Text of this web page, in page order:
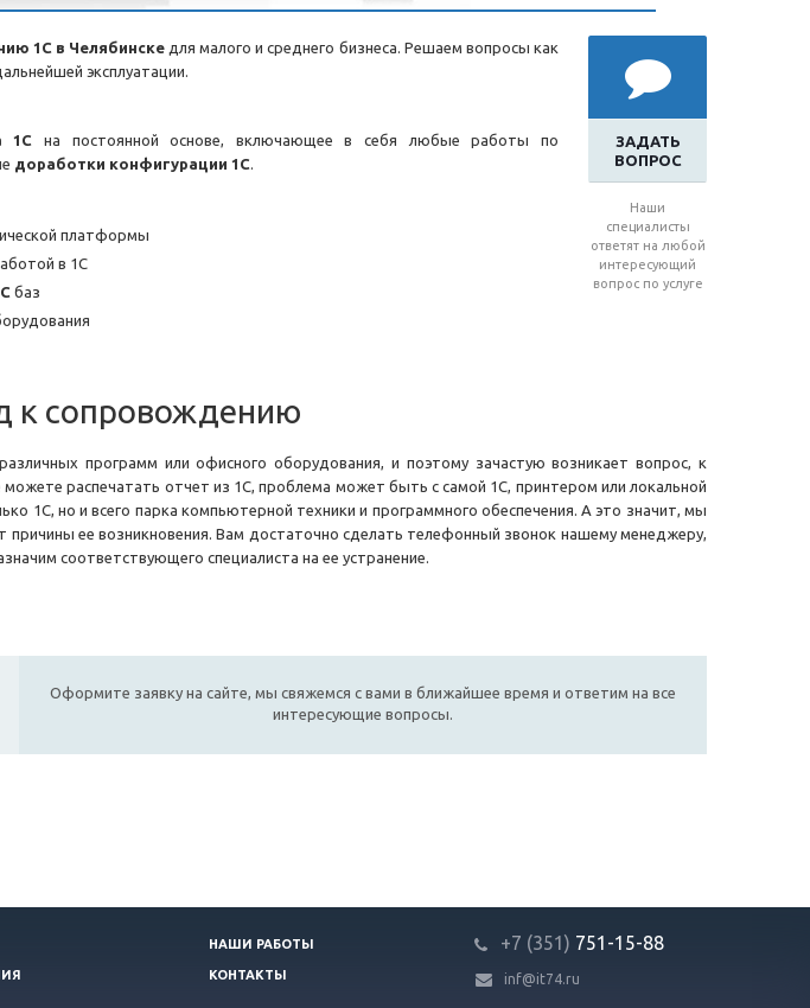
ЗАДАТЬ
ВОПРОС
Наши
специалисты
ответят на любой
интересующий
вопрос по услуге
1С в Челябинскедля малого и среднего бизнеса. Решаем вопросы как
эксплуатации.
1С на постоянной основе, включающее в себя любые работы по
доработки конфигурации 1С.
платформы
в 1С
баз
к сопровождению
программ или офисного оборудования, и поэтому зачастую возникает вопрос, к
можете распечатать отчет из 1С, проблема может быть с самой 1С, принтером или локальной
1С, но и всего парка компьютерной техники и программного обеспечения. А это значит, мы
ее возникновения. Вам достаточно сделать телефонный звонок нашему менеджеру,
соответствующего специалиста на ее устранение.
Оформите заявку на сайте, мы свяжемся с вами в ближайшее время и ответим на все
интересующие вопросы.
НАШИ РАБОТЫ
КОНТАКТЫ
+7 (351) 751-15-88
inf@it74.ru